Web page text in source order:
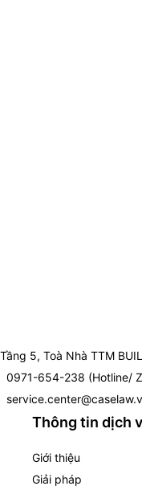
Tầng 5, Toà Nhà TTM
0971-654-238 (Hotline/
Thông tin dịch
Giới thiệu
Giải pháp